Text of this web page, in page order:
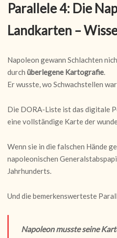
Parallele 4: Die
Landkarten –
Napoleon gewann Schlachten
durch überlegene Kartografie.
Er wusste, wo Schwachstellen
Die DORA-Liste ist das digitale
eine vollständige Karte der
Wenn sie in die falschen Hände
napoleonischen
Jahrhunderts.
Und die bemerkenswerteste
Napoleon musste seine